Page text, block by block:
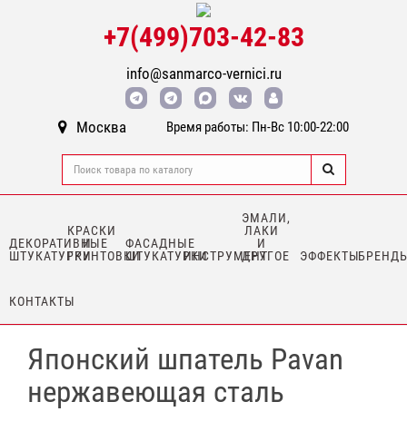
+7(499)703-42-83
info@sanmarco-vernici.ru
Москва Время работы: Пн-Вс 10:00-22:00
ДЕКОРАТИВНЫЕ
ШТУКАТУРКИ
КРАСКИ
И
ГРУНТОВКИ
ФАСАДНЫЕ
ШТУКАТУРКИИНСТРУМЕНТ
ЭМАЛИ,
ЛАКИ
И
ДРУГОЕ
ЭФФЕКТЫ
КОНТАКТЫ
Японский шпатель Pavan
нержавеющая сталь